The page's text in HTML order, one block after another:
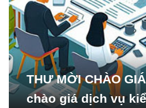
THƯ MỜI CHÀO
chào giá dịch vụ